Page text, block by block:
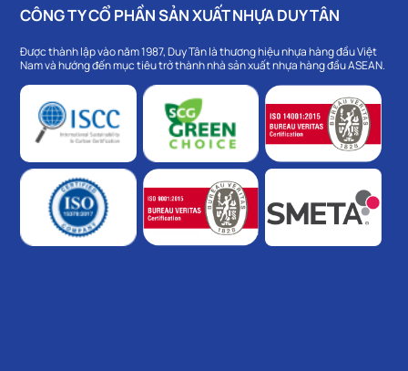
CÔNG TY CỔ PHẦN SẢN XUẤT NHỰA DUY TÂN
Được thành lập vào năm 1987, Duy Tân là thương hiệu nhựa hàng đầu Việt
Nam và hướng đến mục tiêu trở thành nhà sản xuất nhựa hàng đầu ASEAN.